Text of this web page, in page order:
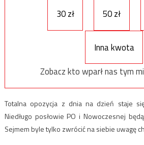
30 zł 50 zł
Inna kwota
Zobacz kto wparł nas tym
Totalna opozycja z dnia na dzień staje
Niedługo posłowie PO i Nowoczesnej
Sejmem byle tylko zwrócić na siebie uwagę